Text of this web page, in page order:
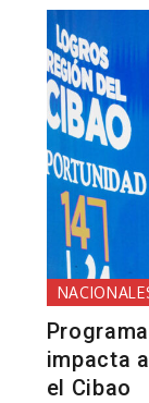
impacta
el Cibao